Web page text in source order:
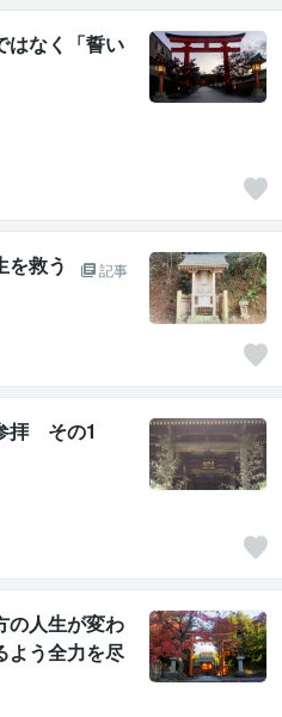
はなく「誓い
を救う
記事
拝 その1
の人生が変わ
よう全力を尽